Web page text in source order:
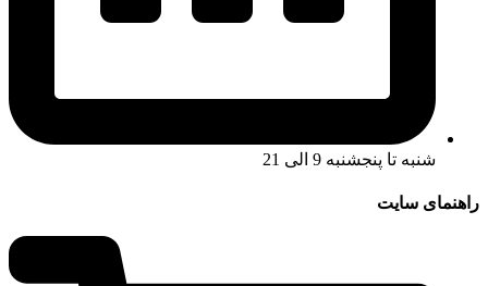
شنبه تا پنجشنبه 9 الی 21
راهنمای سایت